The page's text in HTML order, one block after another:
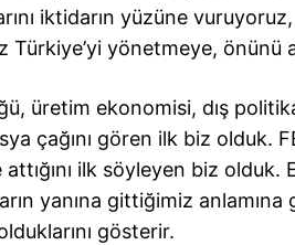
iktidarın yüzüne
Türkiye’yi yönetmeye, önünü
üretim ekonomisi, dış
çağını gören ilk biz olduk.
ilk söyleyen biz olduk.
yanına gittiğimiz anlamına
gösterir.